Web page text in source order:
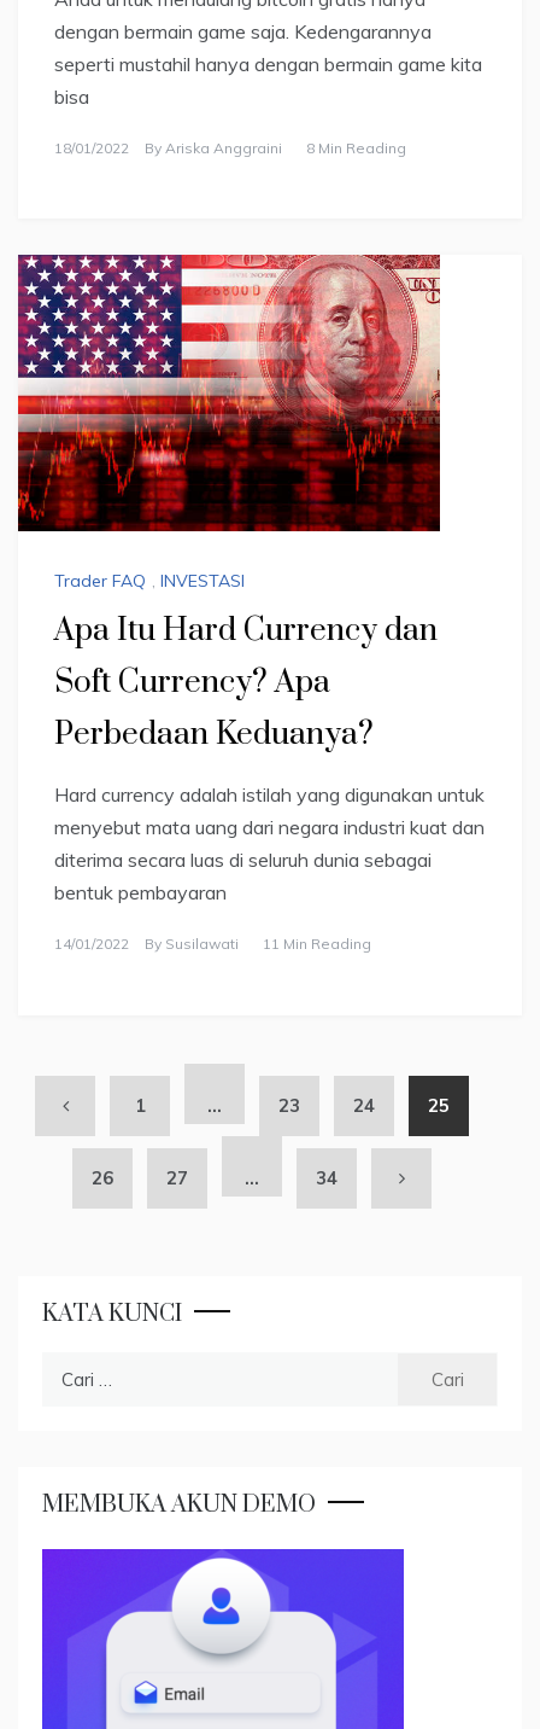
dengan bermain game saja. Kedengarannya
seperti mustahil hanya dengan bermain game kita
bisa
18/01/2022 By Ariska Anggraini 8 Min Reading
Trader FAQ , INVESTASI
Apa Itu Hard Currency dan
Soft Currency? Apa
Perbedaan Keduanya?
Hard currency adalah istilah yang digunakan untuk
menyebut mata uang dari negara industri kuat dan
diterima secara luas di seluruh dunia sebagai
bentuk pembayaran
14/01/2022 By Susilawati 11 Min Reading
1 … 23 24 25
26 27 … 34
KATA KUNCI
MEMBUKA AKUN DEMO